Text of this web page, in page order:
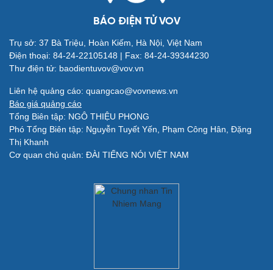
Nghệ sĩ
Thời trang
Sao Việt
Tư vấn
check-in
BÁO ĐIỆN TỬ VOV
Trụ sở: 37 Bà Triệu, Hoàn Kiếm, Hà Nội, Việt Nam
Điện thoại: 84-24-22105148 | Fax: 84-24-39344230
Thư điện tử: baodientuvov@vov.vn
Liên hệ quảng cáo: quangcao@vovnews.vn
Báo giá quảng cáo
Tổng Biên tập: NGÔ THIỆU PHONG
Phó Tổng Biên tập: Nguyễn Tuyết Yến, Phạm Công Hân, Đặng
Thị Khanh
Cơ quan chủ quản: ĐÀI TIẾNG NÓI VIỆT NAM